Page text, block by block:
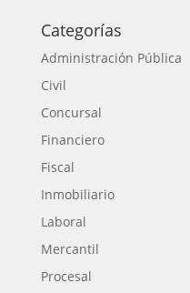
Categorías
Administración Pública
Civil
Concursal
Financiero
Fiscal
Inmobiliario
Laboral
Mercantil
Procesal